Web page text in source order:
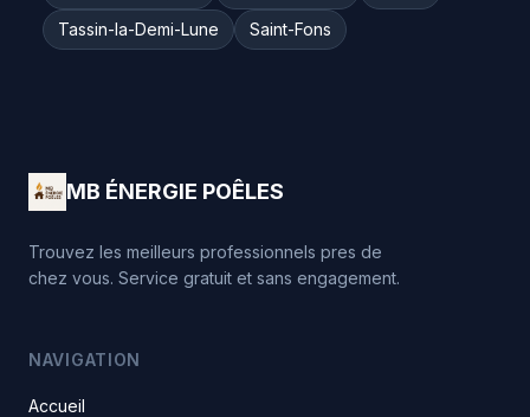
Tassin-la-Demi-Lune
Saint-Fons
MB ÉNERGIE POÊLES
Trouvez les meilleurs professionnels pres de
chez vous. Service gratuit et sans engagement.
NAVIGATION
Accueil